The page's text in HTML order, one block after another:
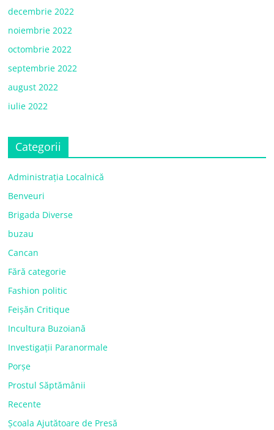
decembrie 2022
noiembrie 2022
octombrie 2022
septembrie 2022
august 2022
iulie 2022
Categorii
Administrația Localnică
Benveuri
Brigada Diverse
buzau
Cancan
Fără categorie
Fashion politic
Feișăn Critique
Incultura Buzoiană
Investigații Paranormale
Porșe
Prostul Săptămânii
Recente
Școala Ajutătoare de Presă